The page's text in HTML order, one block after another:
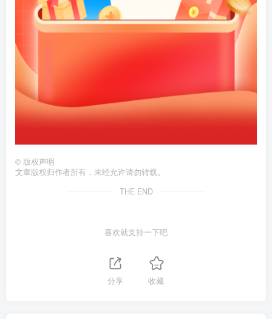
© 版权声明
文章版权归作者所有，未经允许请勿转载。
THE END
喜欢就支持一下吧
分享 收藏